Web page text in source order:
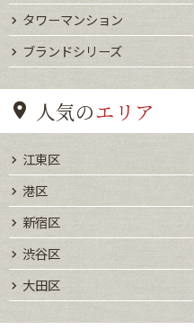
タワーマンション
ブランドシリーズ
人気のエリア
江東区
港区
新宿区
渋谷区
大田区